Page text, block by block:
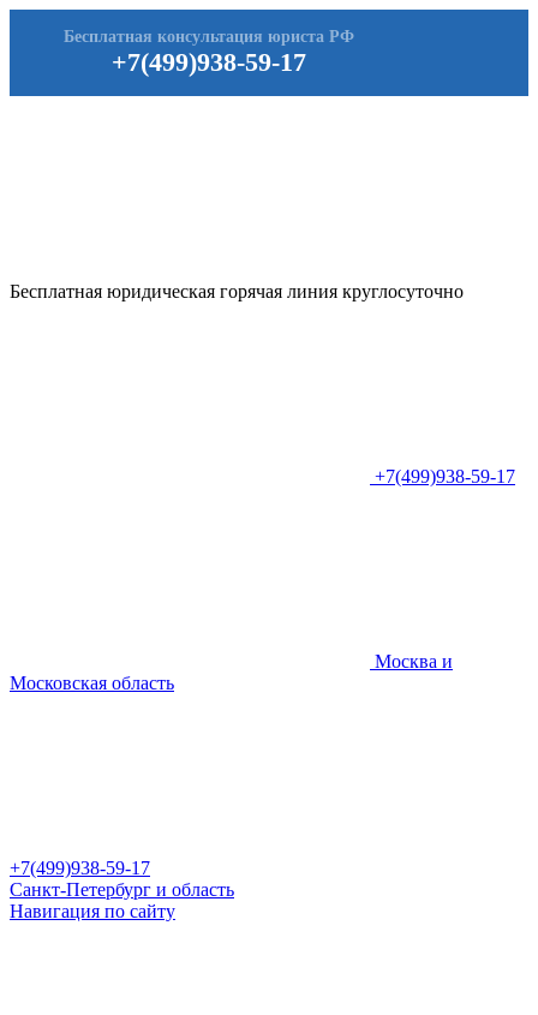
+7(499)938-59-17
Бесплатная консультация юриста РФ
Бесплатная юридическая горячая линия круглосуточно
+7(499)938-59-17
Москва и
Московская область
+7(499)938-59-17
Санкт-Петербург и область
Навигация по сайту